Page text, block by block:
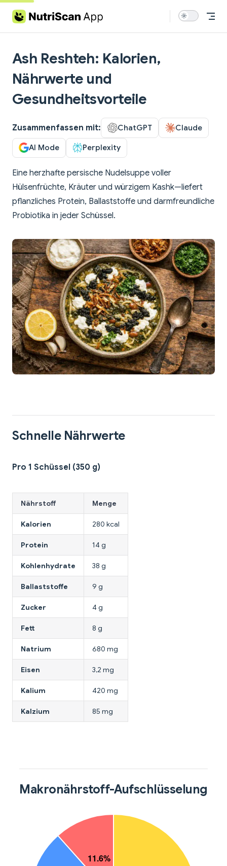
Skip to content
Ash Reshteh: Kalorien,
Nährwerte und
Gesundheitsvorteile
Zusammenfassen mit: ChatGPT Claude
AI Mode Perplexity
Eine herzhafte persische Nudelsuppe voller
Hülsenfrüchte, Kräuter und würzigem Kashk—liefert
pflanzliches Protein, Ballaststoffe und darmfreundliche
Probiotika in jeder Schüssel.
Schnelle Nährwerte
Pro 1 Schüssel (350 g)
Nährstoff Menge
Kalorien 280 kcal
Protein 14 g
Kohlenhydrate 38 g
Ballaststoffe 9 g
Zucker 4 g
Fett 8 g
Natrium 680 mg
Eisen 3,2 mg
Kalium 420 mg
Kalzium 85 mg
Makronährstoff-Aufschlüsselung